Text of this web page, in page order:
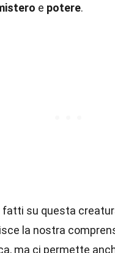
e potere.
fatti su questa
la nostra
ma ci permette